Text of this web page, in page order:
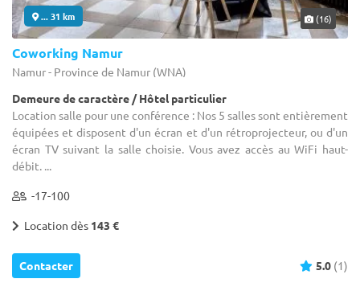
... 31 km (16)
Coworking Namur
Namur - Province de Namur (WNA)
Demeure de caractère / Hôtel particulier
Location salle pour une conférence : Nos 5 salles sont entièrement
équipées et disposent d'un écran et d'un rétroprojecteur, ou d'un
écran TV suivant la salle choisie. Vous avez accès au WiFi haut-
débit. ...
-17-100
Location dès 143 €
Contacter 5.0 (1)